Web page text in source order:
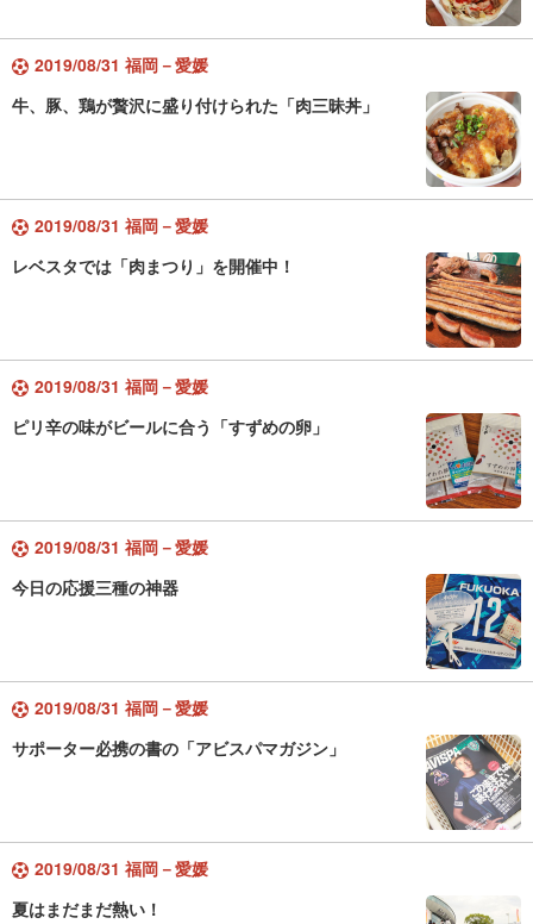
2019/08/31 福岡－愛媛
牛、豚、鶏が贅沢に盛り付けられた「肉三昧丼」
2019/08/31 福岡－愛媛
レベスタでは「肉まつり」を開催中！
2019/08/31 福岡－愛媛
ピリ辛の味がビールに合う「すずめの卵」
2019/08/31 福岡－愛媛
今日の応援三種の神器
2019/08/31 福岡－愛媛
サポーター必携の書の「アビスパマガジン」
2019/08/31 福岡－愛媛
夏はまだまだ熱い！